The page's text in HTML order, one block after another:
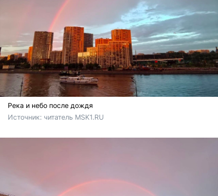
Река и небо после дождя
Источник: читатель MSK1.RU